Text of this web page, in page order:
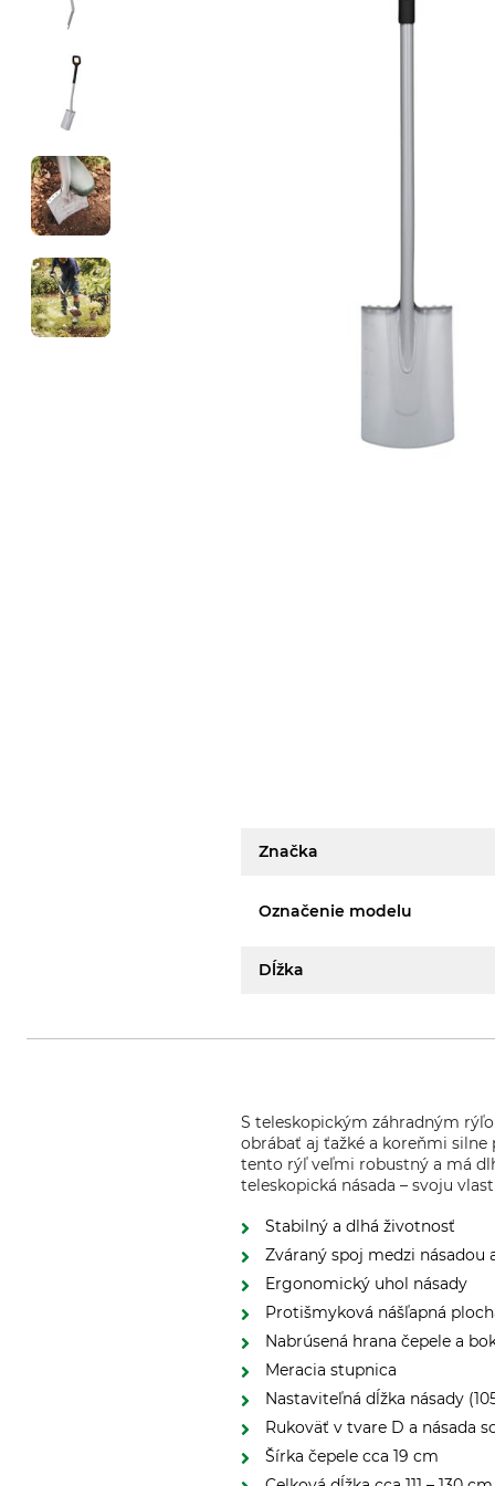
Značka
Označenie modelu
Dĺžka
S teleskopickým záhradným
obrábať aj ťažké a koreňmi silne
tento rýľ veľmi robustný a má
teleskopická násada – svoju
Stabilný a dlhá životnosť
Zváraný spoj medzi násadou
Ergonomický uhol násady
Protišmyková nášľapná
Nabrúsená hrana čepele a
Meracia stupnica
Nastaviteľná dĺžka násady
Rukoväť v tvare D a násada
Šírka čepele cca 19 cm